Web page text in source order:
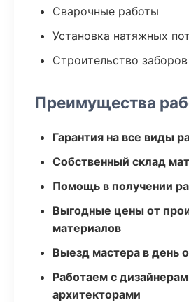
Сварочные работы
Установка натяжных
Строительство заборов
Преимущества
Гарантия на все виды
Собственный склад
Помощь в получении
Выгодные цены от
материалов
Выезд мастера в день
Работаем с
архитекторами